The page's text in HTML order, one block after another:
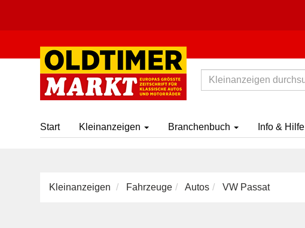
Start Kleinanzeigen Branchenbuch Info & Hilfe
Kleinanzeigen Fahrzeuge Autos VW Passat